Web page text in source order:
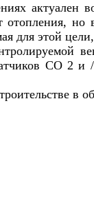
актуален
отопления,
для этой
CO 2 и /
в